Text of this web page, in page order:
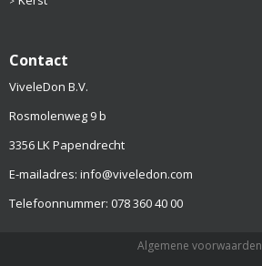
Contact
ViveleDon B.V.
Rosmolenweg 9 b
3356 LK Papendrecht
E-mailadres: info@viveledon.com
Telefoonnummer: 078 360 40 00
Algemene voorwaarden